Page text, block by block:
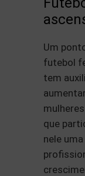
Um
futebol
tem
que
nele